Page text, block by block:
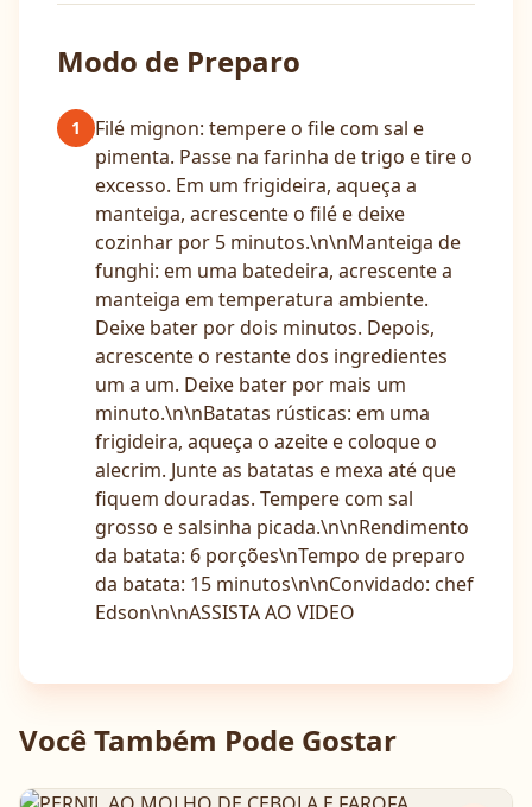
Modo de Preparo
1
Filé mignon: tempere o file com sal e
pimenta. Passe na farinha de trigo e tire o
excesso. Em um frigideira, aqueça a
manteiga, acrescente o filé e deixe
cozinhar por 5 minutos.\n\nManteiga de
funghi: em uma batedeira, acrescente a
manteiga em temperatura ambiente.
Deixe bater por dois minutos. Depois,
acrescente o restante dos ingredientes
um a um. Deixe bater por mais um
minuto.\n\nBatatas rústicas: em uma
frigideira, aqueça o azeite e coloque o
alecrim. Junte as batatas e mexa até que
fiquem douradas. Tempere com sal
grosso e salsinha picada.\n\nRendimento
da batata: 6 porções\nTempo de preparo
da batata: 15 minutos\n\nConvidado: chef
Edson\n\nASSISTA AO VIDEO
Você Também Pode Gostar